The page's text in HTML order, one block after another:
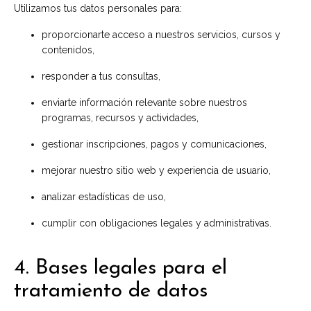
Utilizamos tus datos personales para:
proporcionarte acceso a nuestros servicios, cursos y
contenidos,
responder a tus consultas,
enviarte información relevante sobre nuestros
programas, recursos y actividades,
gestionar inscripciones, pagos y comunicaciones,
mejorar nuestro sitio web y experiencia de usuario,
analizar estadísticas de uso,
cumplir con obligaciones legales y administrativas.
4. Bases legales para el
tratamiento de datos